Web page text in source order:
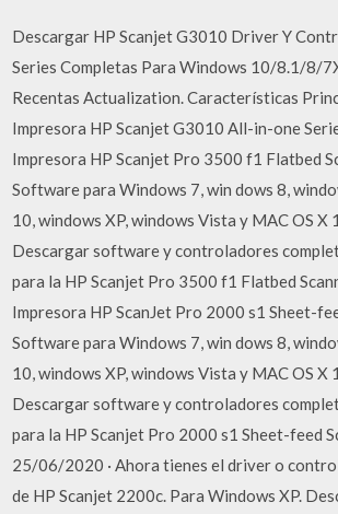
Descargar HP Scanjet G3010 Driver Y
Series Completas Para Windows 10/8.1/8/
Recentas Actualization. Características
Impresora HP Scanjet G3010 All-in-one
Impresora HP Scanjet Pro 3500 f1 Flatbed
Software para Windows 7, win dows 8,
10, windows XP, windows Vista y MAC OS X
Descargar software y controladores
para la HP Scanjet Pro 3500 f1 Flatbed
Impresora HP ScanJet Pro 2000 s1 Sheet-
Software para Windows 7, win dows 8,
10, windows XP, windows Vista y MAC OS X
Descargar software y controladores
para la HP Scanjet Pro 2000 s1 Sheet-feed
25/06/2020 · Ahora tienes el driver o
de HP Scanjet 2200c. Para Windows XP.